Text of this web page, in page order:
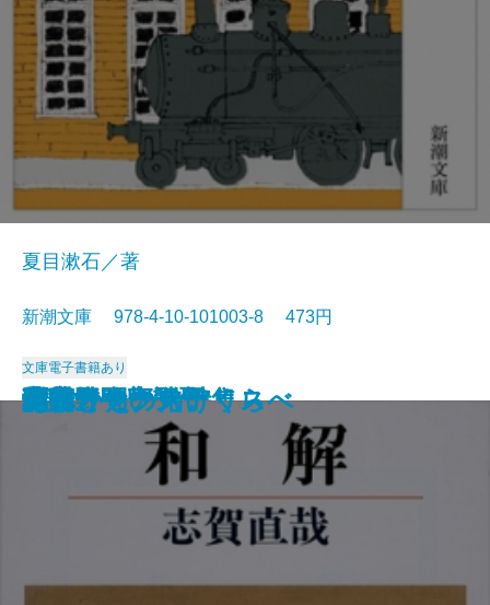
猟銃・闘牛
ヴェルレーヌ詩集
草枕
斜陽
高村光太郎詩集
歌行燈・高野聖
土
真実一路
老妓抄
坊っちゃん
夏目漱石／著
新潮文庫 978-4-10-101003-8 473円
文庫電子書籍あり
和解
ヰタ・セクスアリス
出家とその弟子
にごりえ・たけくらべ
武蔵野
白痴
青年
雁
それから
門